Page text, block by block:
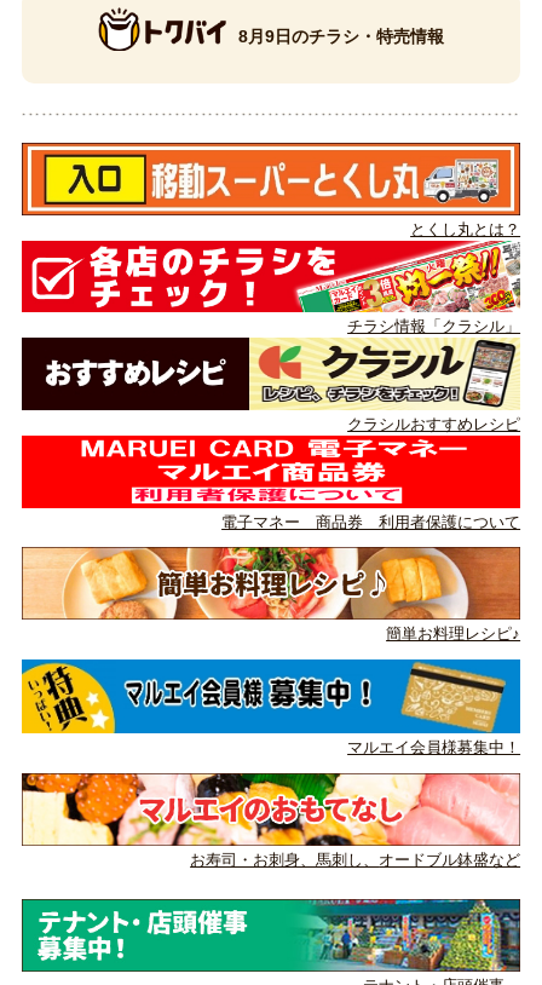
8月9日のチラシ・特売情報
とくし丸とは？
チラシ情報「クラシル」
クラシルおすすめレシピ
電子マネー 商品券 利用者保護について
簡単お料理レシピ♪
マルエイ会員様募集中！
お寿司・お刺身、馬刺し、 オードブル鉢盛など